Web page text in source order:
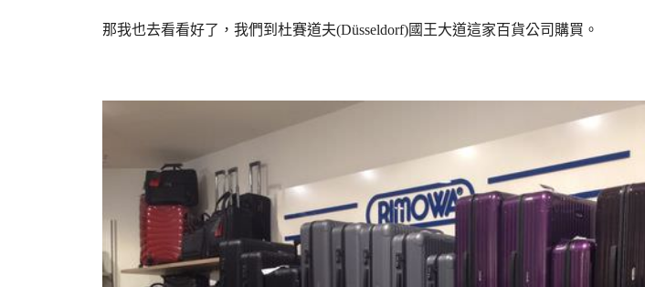
那我也去看看好了，我們到杜賽道夫(Düsseldorf)國王大道這家百貨公司購買。